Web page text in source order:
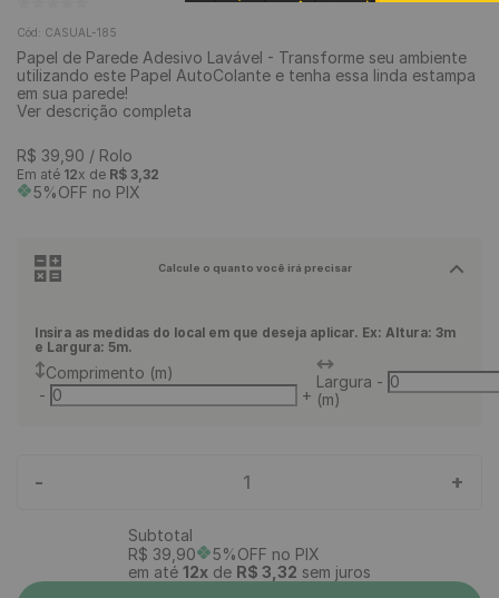
Cód: CASUAL-185
Papel de Parede Adesivo Lavável - Transforme seu ambiente
utilizando este Papel AutoColante e tenha essa linda estampa
em sua parede!
Ver descrição completa
R$ 39 90 / Rolo
Em até 12x de R$ 3,32
5%OFF no PIX
Calcule o quanto você irá precisar
Insira as medidas do local em que deseja aplicar. Ex: Altura: 3m
e Largura: 5m.
Comprimento (m)
-
+
Largura
(m)
-
- 1 +
Subtotal
R$ 39 90
5%OFF no PIX
em até 12x de R$ 3 32 sem juros
10º piso vinílico